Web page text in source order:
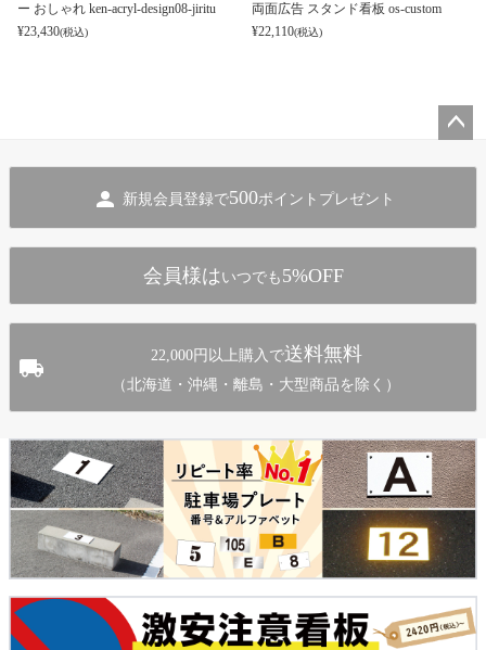
ー おしゃれ ken-acryl-design08-jiritu
¥23,430(税込)
両面広告 スタンド看板 os-custom
¥22,110(税込)
新規会員登録で500ポイントプレゼント
会員様は いつでも 5%OFF
22,000円以上購入で送料無料
（北海道・沖縄・離島・大型商品を除く）